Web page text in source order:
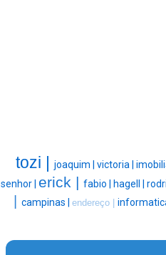
tozi | joaquim | victoria |
senhor | erick | fabio | hagell |
campinas | endereço |